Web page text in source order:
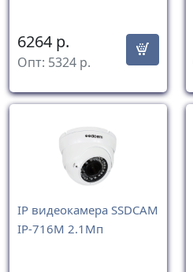
6264 р.
Опт: 5324 р.
IP видеокамера SSDCAM
IP-716M 2.1Мп